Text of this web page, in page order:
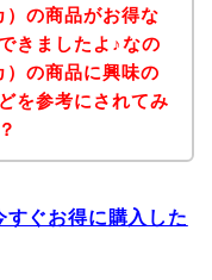
の商品がお得な
きましたよ♪なの
の商品に興味の
を参考にされてみ
ぐお得に購入した